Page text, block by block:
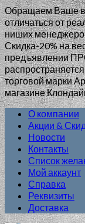
Обращаем Ваше
отличаться от
ниших
Скидка-20% на
предъявлении
торговой марки
магазине
О компании
Акции &
Новости
Контакты
Список
Мой аккаунт
Справка
Реквизиты
Доставка